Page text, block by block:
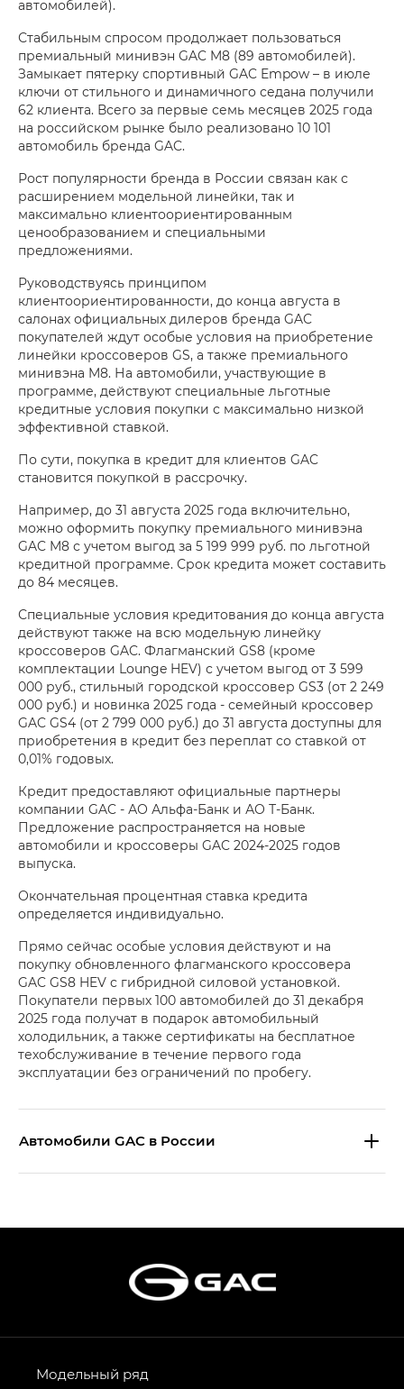
автомобилей).
Стабильным спросом продолжает пользоваться
премиальный минивэн GAC M8 (89 автомобилей).
Замыкает пятерку спортивный GAC Empow – в июле
ключи от стильного и динамичного седана получили
62 клиента. Всего за первые семь месяцев 2025 года
на российском рынке было реализовано 10 101
автомобиль бренда GAC.
Рост популярности бренда в России связан как с
расширением модельной линейки, так и
максимально клиентоориентированным
ценообразованием и специальными
предложениями.
Руководствуясь принципом
клиентоориентированности, до конца августа в
салонах официальных дилеров бренда GAC
покупателей ждут особые условия на приобретение
линейки кроссоверов GS, а также премиального
минивэна M8. На автомобили, участвующие в
программе, действуют специальные льготные
кредитные условия покупки с максимально низкой
эффективной ставкой.
По сути, покупка в кредит для клиентов GAC
становится покупкой в рассрочку.
Например, до 31 августа 2025 года включительно,
можно оформить покупку премиального минивэна
GAC M8 с учетом выгод за 5 199 999 руб. по льготной
кредитной программе. Срок кредита может составить
до 84 месяцев.
Специальные условия кредитования до конца августа
действуют также на всю модельную линейку
кроссоверов GAC. Флагманский GS8 (кроме
комплектации Lounge HEV) с учетом выгод от 3 599
000 руб., стильный городской кроссовер GS3 (от 2 249
000 руб.) и новинка 2025 года - семейный кроссовер
GAC GS4 (от 2 799 000 руб.) до 31 августа доступны для
приобретения в кредит без переплат со ставкой от
0,01% годовых.
Кредит предоставляют официальные партнеры
компании GAC - АО Альфа-Банк и АО Т-Банк.
Предложение распространяется на новые
автомобили и кроссоверы GAC 2024-2025 годов
выпуска.
Окончательная процентная ставка кредита
определяется индивидуально.
Прямо сейчас особые условия действуют и на
покупку обновленного флагманского кроссовера
GAC GS8 HEV с гибридной силовой установкой.
Покупатели первых 100 автомобилей до 31 декабря
2025 года получат в подарок автомобильный
холодильник, а также сертификаты на бесплатное
техобслуживание в течение первого года
эксплуатации без ограничений по пробегу.
Aвтомобили GAC в России
Эс Икс ПРЕМИУМ — SX PREMIUM
S7 — Эс 7 (S7) в комплектациях
Эс Икс ПРЕМИУМ — SX PREMIUM, Эс Тэ — ST
в комплектации Экс ПРЕМИУМ — EX PREMIUM
AION V — Айон Ви в комплектациях Экс — EX,
Модельный ряд